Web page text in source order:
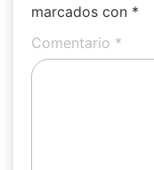
marcados con *
Comentario *